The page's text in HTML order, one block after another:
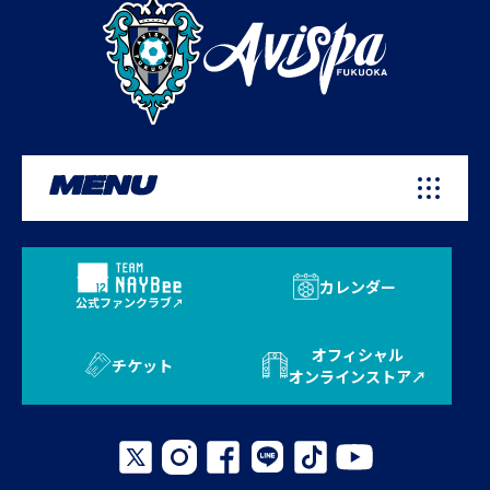
MENU
公式ファンクラブ
カレンダー
チケット
オフィシャル
オンラインストア